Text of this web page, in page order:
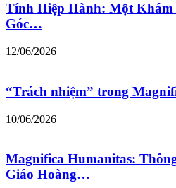
Tính Hiệp Hành: Một
Góc…
12/06/2026
“Trách nhiệm” trong
10/06/2026
Magnifica Humanitas:
Giáo Hoàng…